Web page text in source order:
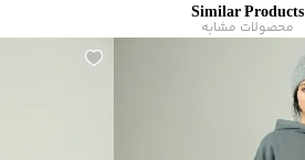
Similar Products
محصولات مشابه